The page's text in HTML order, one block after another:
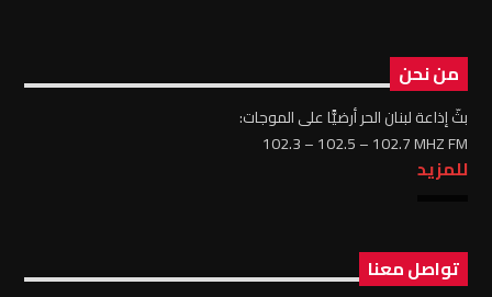
من نحن
بثّ إذاعة لبنان الحر أرضيًّا على الموجات:
102.3 – 102.5 – 102.7 MHZ FM
للمزيد
تواصل معنا